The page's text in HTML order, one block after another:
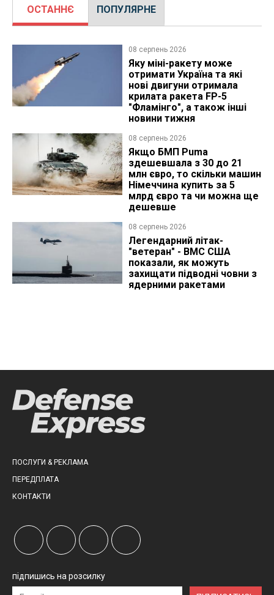
ОСТАННЄ ПОПУЛЯРНЕ
08 серпень 2026
Яку міні-ракету може
отримати Україна та які
нові двигуни отримала
крилата ракета FP-5
"Фламінго", а також інші
новини тижня
08 серпень 2026
Якщо БМП Puma
здешевшала з 30 до 21
млн євро, то скільки машин
Німеччина купить за 5
млрд євро та чи можна ще
дешевше
08 серпень 2026
Легендарний літак-
"ветеран" - ВМС США
показали, як можуть
захищати підводні човни з
ядерними ракетами
ПОСЛУГИ & РЕКЛАМА
ПЕРЕДПЛАТА
КОНТАКТИ
підпишись на розсилку